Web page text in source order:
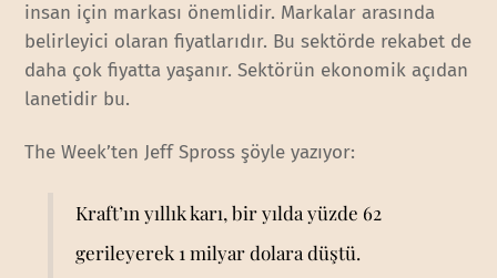
insan için markası önemlidir. Markalar arasında
belirleyici olaran fiyatlarıdır. Bu sektörde rekabet de
daha çok fiyatta yaşanır. Sektörün ekonomik açıdan
lanetidir bu.
The Week’ten Jeff Spross şöyle yazıyor:
Kraft’ın yıllık karı, bir yılda yüzde 62
gerileyerek 1 milyar dolara düştü.